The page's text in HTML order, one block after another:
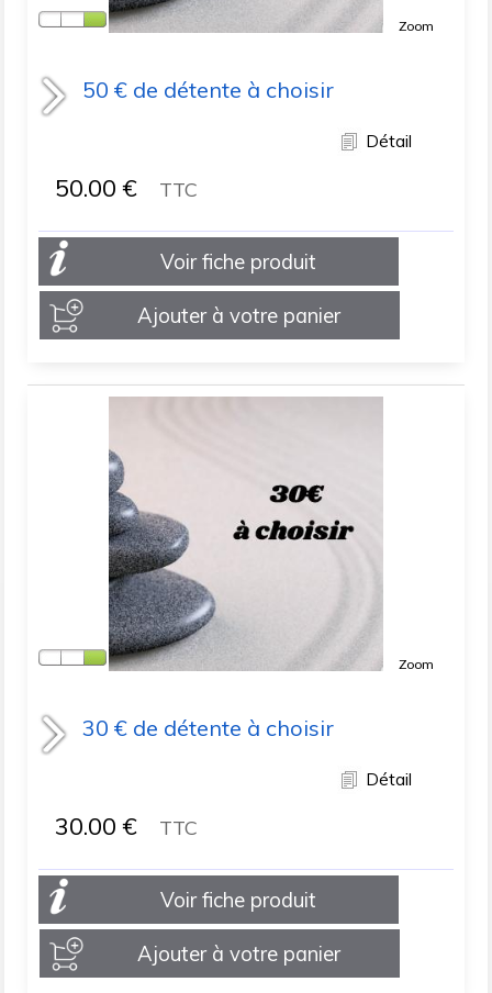
Zoom
50 € de détente à choisir
Détail
50.00 € TTC
Voir fiche produit
Ajouter à votre panier
Zoom
30 € de détente à choisir
Détail
30.00 € TTC
Voir fiche produit
Ajouter à votre panier